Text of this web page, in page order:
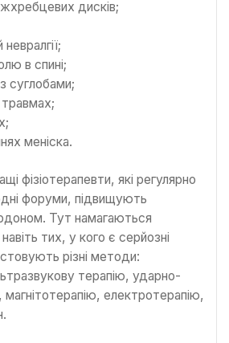
дисків;
в спині;
суглобами;
меніска.
фізіотерапевти, які регулярно
форуми, підвищують
Тут намагаються
тих, у кого є серйозні
різні методи:
терапію, ударно-
магнітотерапію, електротерапію,